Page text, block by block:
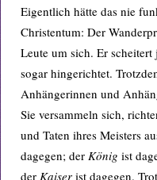
Eigentlich hätte das nie
Christentum: Der
Leute um sich. Er
sogar hingerichtet.
Anhängerinnen und
Sie versammeln sich,
und Taten ihres Meisters
dagegen; der König ist
der Kaiser ist dagegen.